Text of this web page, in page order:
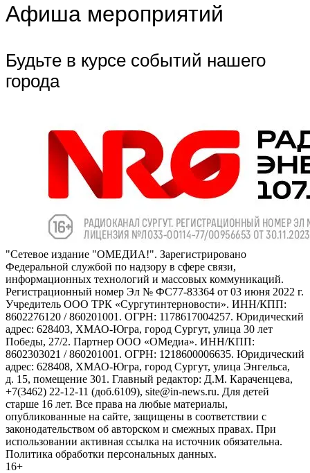
Афиша мероприятий
Будьте в курсе событий нашего
города
"Сетевое издание "ОМЕДИА!". Зарегистрировано
Федеральной службой по надзору в сфере связи,
информационных технологий и массовых коммуникаций.
Регистрационный номер Эл № ФС77-83364 от 03 июня 2022 г.
Учредитель ООО ТРК «Сургутинтерновости». ИНН/КПП:
8602276120 / 860201001. ОГРН: 1178617004257. Юридический
адрес: 628403, ХМАО-Югра, город Сургут, улица 30 лет
Победы, 27/2. Партнер ООО «ОМедиа». ИНН/КПП:
8602303021 / 860201001. ОГРН: 1218600006635. Юридический
адрес: 628408, ХМАО-Югра, город Сургут, улица Энгельса,
д. 15, помещение 301. Главный редактор: Д.М. Караченцева,
+7(3462) 22-12-11 (доб.6109), site@in-news.ru. Для детей
старше 16 лет. Все права на любые материалы,
опубликованные на сайте, защищены в соответствии с
законодательством об авторском и смежных правах. При
использовании активная ссылка на источник обязательна.
Политика обработки персональных данных.
16+